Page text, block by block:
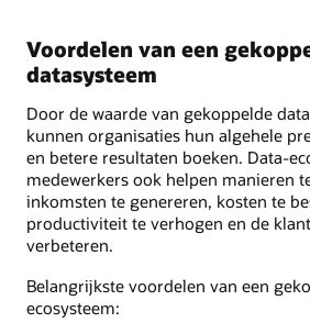
Voordelen van een
datasysteem
Door de waarde van gekoppelde
kunnen organisaties hun algehele
en betere resultaten boeken. Data-
medewerkers ook helpen manieren
inkomsten te genereren, kosten te
productiviteit te verhogen en de
verbeteren.
Belangrijkste voordelen van een
ecosysteem: